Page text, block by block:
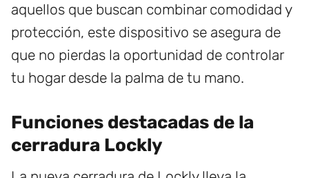
aquellos que buscan combinar comodidad y
protección, este dispositivo se asegura de
que no pierdas la oportunidad de controlar
tu hogar desde la palma de tu mano.
Funciones destacadas de la
cerradura Lockly